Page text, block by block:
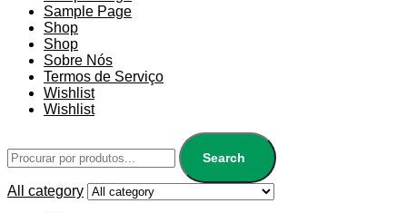
Sample Page
Shop
Shop
Sobre Nós
Termos de Serviço
Wishlist
Wishlist
Search
All category